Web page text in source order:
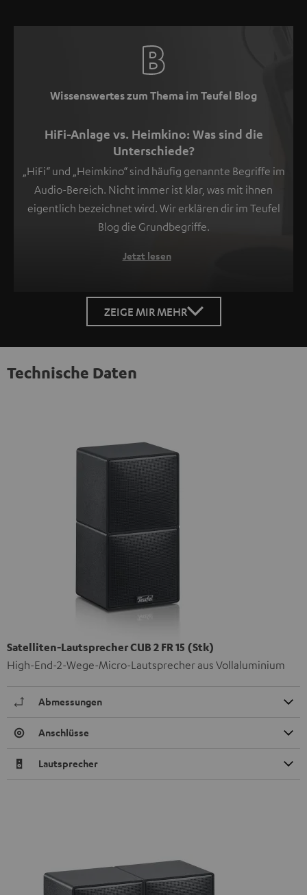
Wissenswertes zum Thema im Teufel Blog
HiFi-Anlage vs. Heimkino: Was sind die
Unterschiede?
„HiFi“ und „Heimkino“ sind häufig genannte Begriffe im
Audio-Bereich. Nicht immer ist klar, was mit ihnen
eigentlich bezeichnet wird. Wir erklären dir im Teufel
Blog die Grundbegriffe.
Jetzt lesen
ZEIGE MIR MEHR
Technische Daten
Satelliten-Lautsprecher CUB 2 FR 15 (Stk)
High-End-2-Wege-Micro-Lautsprecher aus Vollaluminium
Abmessungen
Anschlüsse
Lautsprecher